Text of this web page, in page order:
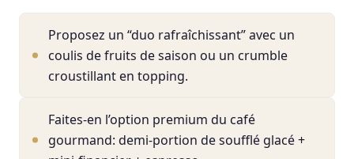
Proposez un “duo rafraîchissant” avec un
coulis de fruits de saison ou un crumble
croustillant en topping.
Faites-en l’option premium du café
gourmand: demi-portion de soufflé glacé +